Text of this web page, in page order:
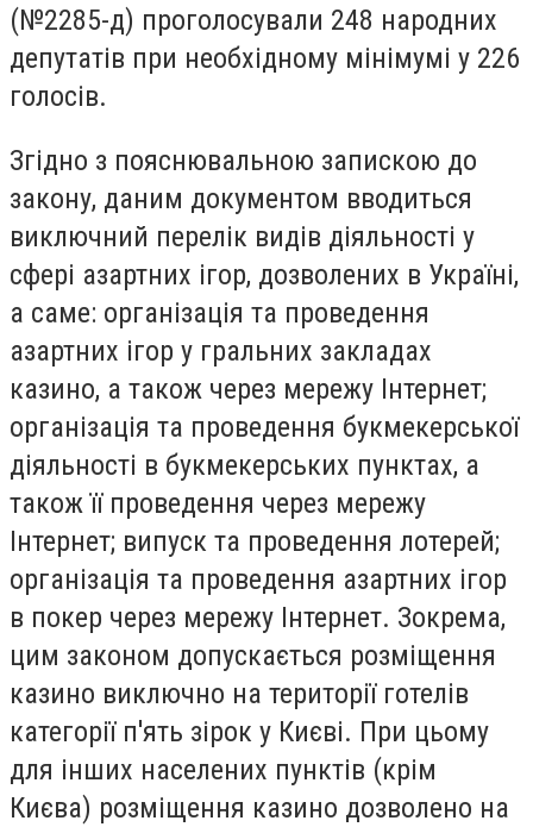
(№2285-д) проголосували 248 народних
депутатів при необхідному мінімумі у 226
голосів.
Згідно з пояснювальною запискою до
закону, даним документом вводиться
виключний перелік видів діяльності у
сфері азартних ігор, дозволених в Україні,
а саме: організація та проведення
азартних ігор у гральних закладах
казино, а також через мережу Інтернет;
організація та проведення букмекерської
діяльності в букмекерських пунктах, а
також її проведення через мережу
Інтернет; випуск та проведення лотерей;
організація та проведення азартних ігор
в покер через мережу Інтернет. Зокрема,
цим законом допускається розміщення
казино виключно на території готелів
категорії п'ять зірок у Києві. При цьому
для інших населених пунктів (крім
Києва) розміщення казино дозволено на